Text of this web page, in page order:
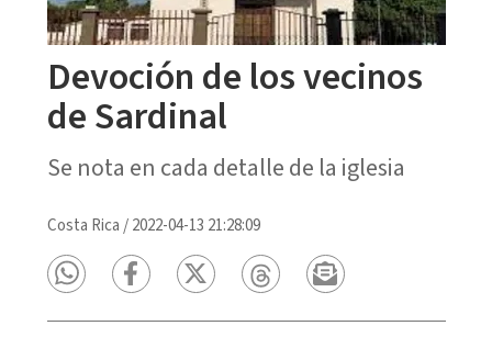
Devoción de los vecinos
de Sardinal
Se nota en cada detalle de la iglesia
Costa Rica /2022-04-13 21:28:09